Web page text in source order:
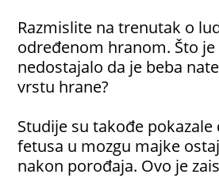
Razmislite na trenutak o
određenom hranom. Što
nedostajalo da je beba
vrstu hrane?
Studije su takođe pokazale
fetusa u mozgu majke
nakon porođaja. Ovo je